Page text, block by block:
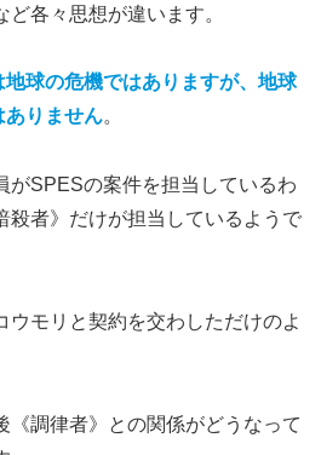
各々思想が違います。
球の危機ではありますが、地球
ありません。
がSPESの案件を担当しているわ
殺者》だけが担当しているようで
ウモリと契約を交わしただけのよ
《調律者》との関係がどうなって